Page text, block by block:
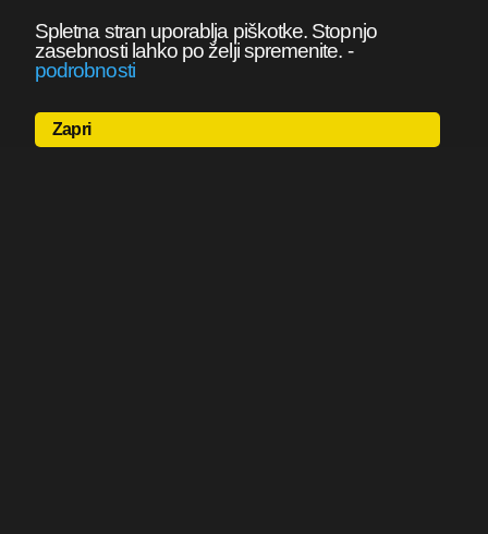
Spletna stran uporablja piškotke. Stopnjo
zasebnosti lahko po želji spremenite. -
podrobnosti
Zapri